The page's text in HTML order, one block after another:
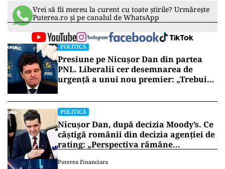
Vrei să fii mereu la curent cu toate știrile? Urmărește
Puterea.ro și pe canalul de WhatsApp
POLITICĂ
Presiune pe Nicușor Dan din partea
PNL. Liberalii cer desemnarea de
urgență a unui nou premier: „Trebuie
POLITICĂ
Nicușor Dan, după decizia Moody’s. Ce
câștigă românii din decizia agenției de
rating: „Perspectiva rămâne
Puterea Financiara